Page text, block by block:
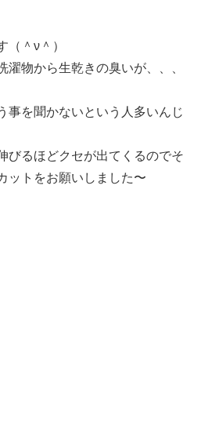
（＾ν＾）
濯物から生乾きの臭いが、、、
事を聞かないという人多いんじ
びるほどクセが出てくるのでそ
ットをお願いしました〜